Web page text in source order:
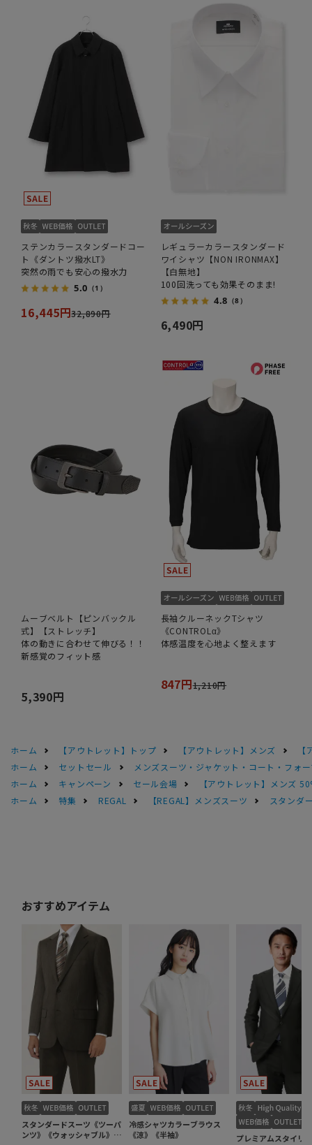
ステンカラースタンダードコー
ト《ダントツ撥水LT》
突然の雨でも安心の撥水力
5.0 （1）
16,445円32,890円
レギュラーカラースタンダード
ワイシャツ【NON IRONMAX】
【白無地】
100回洗っても効果そのまま!
4.8 （8）
6,490円
ムーブベルト【ピンバックル
式】【ストレッチ】
体の動きに合わせて伸びる！！
新感覚のフィット感
5,390円
長袖クルーネックTシャツ
《CONTROLα》
体感温度を心地よく整えます
847円1,210円
ホーム 【アウトレット】トップ 【アウトレット】メンズ
ホーム
セットセール
メンズスーツ・ジャケット・コート・フォ
ホーム
キャンペーン セール会場
【アウトレット】メンズ
ホーム
特集 REGAL 【REGAL】メンズスーツ スタンダ